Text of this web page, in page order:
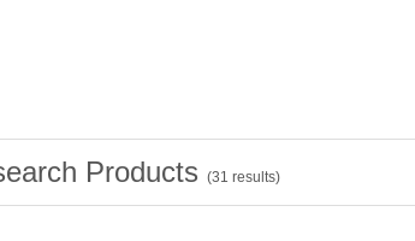
Products (31 results)